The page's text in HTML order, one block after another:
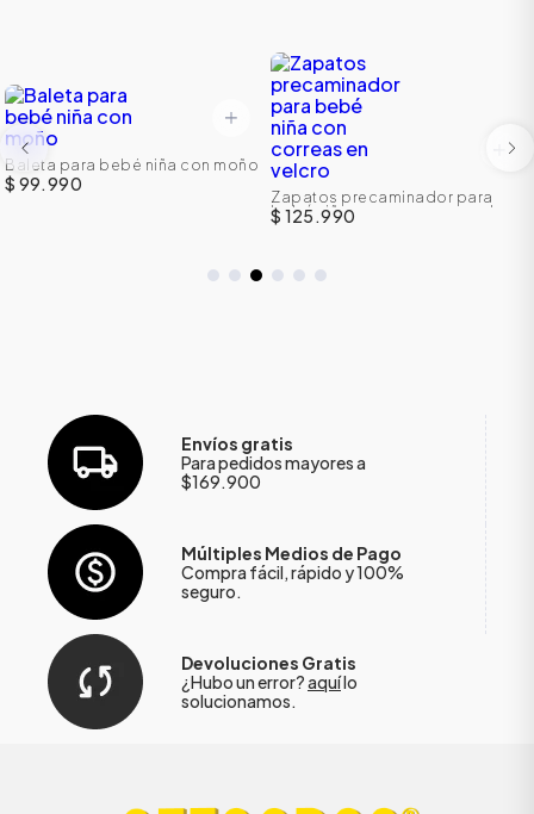
Baleta para bebé niña con moño
$ 99.990
Zapatos precaminador para
bebé niña con correas en velcro
$ 125.990
Envíos gratis
Para pedidos mayores a
$169.900
Múltiples Medios de Pago
Compra fácil, rápido y 100%
seguro.
Devoluciones Gratis
¿Hubo un error?aquílo
solucionamos.